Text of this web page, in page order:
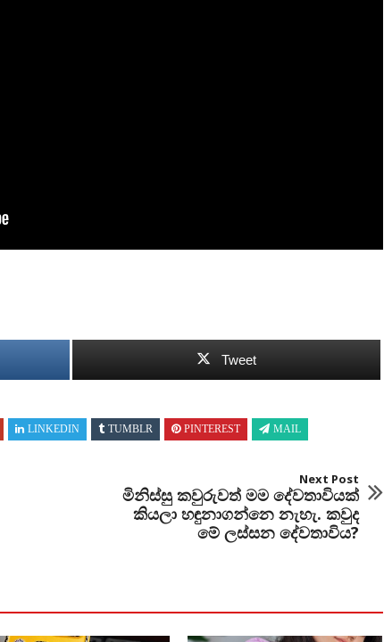
Tweet
LINKEDIN TUMBLR PINTEREST MAIL
Next Post
මිනිස්සු කවුරුවත් මම දේවතාවියක්
කියලා හඳුනාගන්නෙ නැහැ. කවුද
මේ ලස්සන දේවතාවිය?